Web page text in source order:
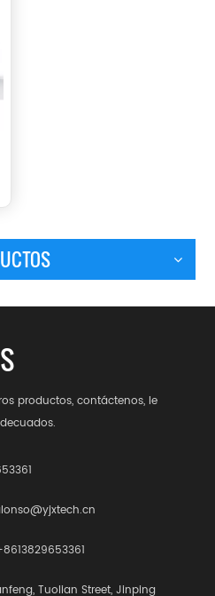
productos, contáctenos, le
Tuolian Street, Jinping